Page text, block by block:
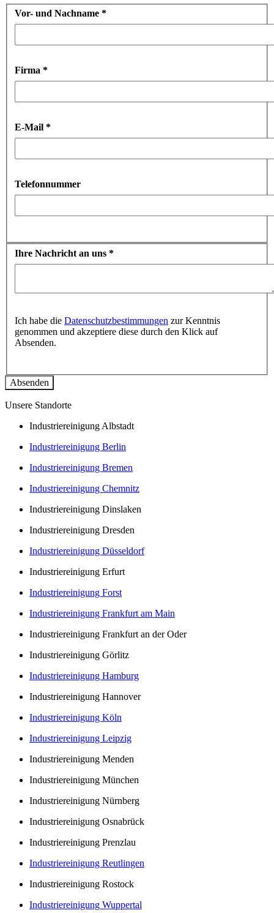
Vor- und Nachname *
Firma *
E-Mail *
Telefonnummer
Ihre Nachricht an uns *
Ich habe die Datenschutzbestimmungen zur Kenntnis
genommen und akzeptiere diese durch den Klick auf
Absenden.
Unsere Standorte
Industriereinigung Albstadt
Industriereinigung Berlin
Industriereinigung Bremen
Industriereinigung Chemnitz
Industriereinigung Dinslaken
Industriereinigung Dresden
Industriereinigung Düsseldorf
Industriereinigung Erfurt
Industriereinigung Forst
Industriereinigung Frankfurt am Main
Industriereinigung Frankfurt an der Oder
Industriereinigung Görlitz
Industriereinigung Hamburg
Industriereinigung Hannover
Industriereinigung Köln
Industriereinigung Leipzig
Industriereinigung Menden
Industriereinigung München
Industriereinigung Nürnberg
Industriereinigung Osnabrück
Industriereinigung Prenzlau
Industriereinigung Reutlingen
Industriereinigung Rostock
Industriereinigung Wuppertal